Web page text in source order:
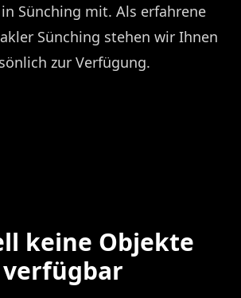
Sünching mit. Als erfahrene
Sünching stehen wir Ihnen
zur Verfügung.
keine Objekte
verfügbar